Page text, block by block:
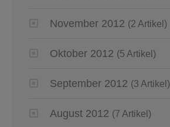
November 2012 (2 Artikel)
Oktober 2012 (5 Artikel)
September 2012 (3 Artikel)
August 2012 (7 Artikel)